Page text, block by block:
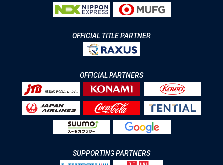
OFFICIAL TITLE PARTNER
OFFICIAL PARTNERS
SUPPORTING PARTNERS